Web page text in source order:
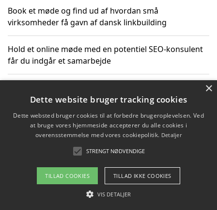
Book et møde og find ud af hvordan små
virksomheder få gavn af dansk linkbuilding
Hold et online møde med en potentiel SEO-konsulent
får du indgår et samarbejde
Hold et møde med en WordPress ekspert og vælg den
mest professionelle til at vedligeholde din løsning
Copyright 2026 - Pilanto Aps
Om / kontakt
×
Dette website bruger tracking cookies
Dette websted bruger cookies til at forbedre brugeroplevelsen. Ved
at bruge vores hjemmeside accepterer du alle cookies i
overensstemmelse med vores cookiepolitik. Detaljer
STRENGT NØDVENDIGE
TILLAD COOKIES TILLAD IKKE COOKIES
VIS DETALJER